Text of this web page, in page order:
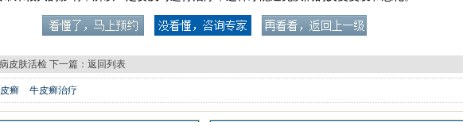
皮肤活检 下一篇： 返回列表
癣 牛皮癣治疗